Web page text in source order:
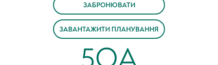
ЗАБРОНЮВАТИ
ЗАВАНТАЖИТИ ПЛАНУВАННЯ